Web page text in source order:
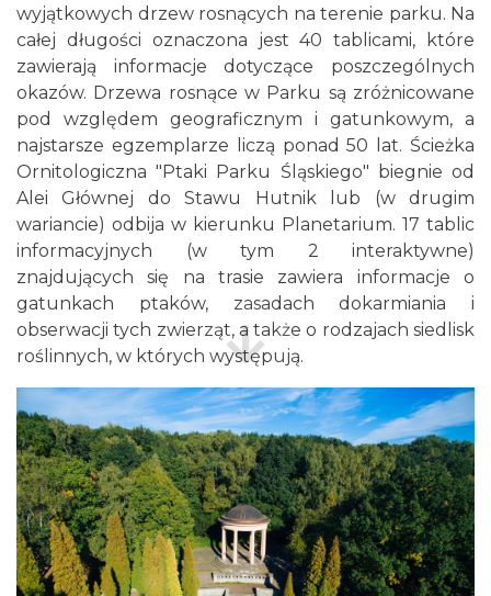
wyjątkowych drzew rosnących na terenie parku. Na
całej długości oznaczona jest 40 tablicami, które
zawierają informacje dotyczące poszczególnych
okazów. Drzewa rosnące w Parku są zróżnicowane
pod względem geograficznym i gatunkowym, a
najstarsze egzemplarze liczą ponad 50 lat. Ścieżka
Ornitologiczna "Ptaki Parku Śląskiego" biegnie od
Alei Głównej do Stawu Hutnik lub (w drugim
wariancie) odbija w kierunku Planetarium. 17 tablic
informacyjnych (w tym 2 interaktywne)
znajdujących się na trasie zawiera informacje o
gatunkach ptaków, zasadach dokarmiania i
obserwacji tych zwierząt, a także o rodzajach siedlisk
roślinnych, w których występują.